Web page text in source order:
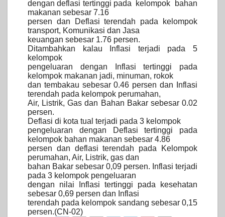
dengan deflasi tertinggi pada kelompok bahan
makanan sebesar 7.16
persen dan Deflasi terendah pada kelompok
transport, Komunikasi dan Jasa
keuangan sebesar 1.76 persen.
Ditambahkan kalau Inflasi terjadi pada 5
kelompok
pengeluaran dengan Inflasi tertinggi pada
kelompok makanan jadi, minuman, rokok
dan tembakau sebesar 0.46 persen dan Inflasi
terendah pada kelompok perumahan,
Air, Listrik, Gas dan Bahan Bakar sebesar 0.02
persen.
Deflasi di kota tual terjadi pada 3 kelompok
pengeluaran dengan Deflasi tertinggi pada
kelompok bahan makanan sebesar 4.86
persen dan deflasi terendah pada Kelompok
perumahan, Air, Listrik, gas dan
bahan Bakar sebesar 0,09 persen. Inflasi terjadi
pada 3 kelompok pengeluaran
dengan nilai Inflasi tertinggi pada kesehatan
sebesar 0,69 persen dan Inflasi
terendah pada kelompok sandang sebesar 0,15
persen.(CN-02)